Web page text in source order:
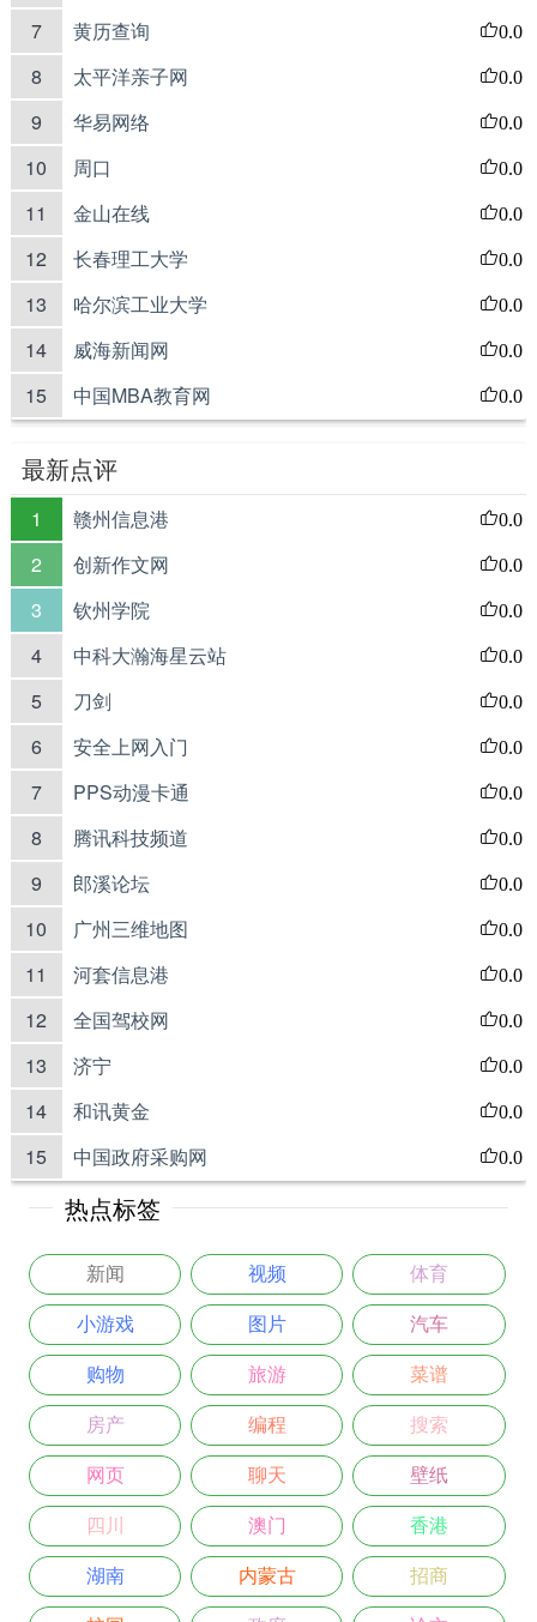
7 黄历查询 0.0
8 太平洋亲子网 0.0
9 华易网络 0.0
10 周口 0.0
11 金山在线 0.0
12 长春理工大学 0.0
13 哈尔滨工业大学 0.0
14 威海新闻网 0.0
15 中国MBA教育网 0.0
最新点评
1 赣州信息港 0.0
2 创新作文网 0.0
3 钦州学院 0.0
4 中科大瀚海星云站 0.0
5 刀剑 0.0
6 安全上网入门 0.0
7 PPS动漫卡通 0.0
8 腾讯科技频道 0.0
9 郎溪论坛 0.0
10 广州三维地图 0.0
11 河套信息港 0.0
12 全国驾校网 0.0
13 济宁 0.0
14 和讯黄金 0.0
15 中国政府采购网 0.0
热点标签
新闻 视频 体育
小游戏 图片 汽车
购物 旅游 菜谱
房产 编程 搜索
网页 聊天 壁纸
四川 澳门 香港
湖南 内蒙古 招商